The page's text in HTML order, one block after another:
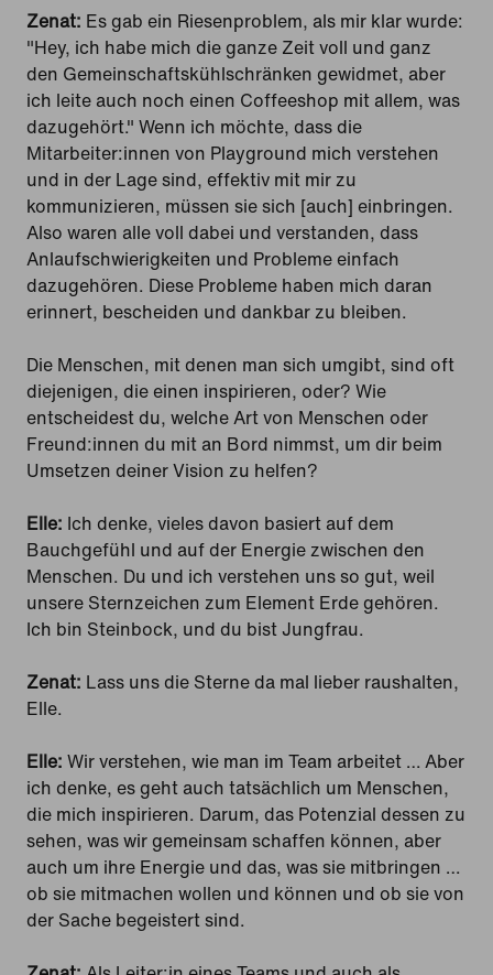
Zenat: Es gab ein Riesenproblem, als mir klar wurde:
"Hey, ich habe mich die ganze Zeit voll und ganz
den Gemeinschaftskühlschränken gewidmet, aber
ich leite auch noch einen Coffeeshop mit allem, was
dazugehört." Wenn ich möchte, dass die
Mitarbeiter:innen von Playground mich verstehen
und in der Lage sind, effektiv mit mir zu
kommunizieren, müssen sie sich [auch] einbringen.
Also waren alle voll dabei und verstanden, dass
Anlaufschwierigkeiten und Probleme einfach
dazugehören. Diese Probleme haben mich daran
erinnert, bescheiden und dankbar zu bleiben.
Die Menschen, mit denen man sich umgibt, sind oft
diejenigen, die einen inspirieren, oder? Wie
entscheidest du, welche Art von Menschen oder
Freund:innen du mit an Bord nimmst, um dir beim
Umsetzen deiner Vision zu helfen?
Elle: Ich denke, vieles davon basiert auf dem
Bauchgefühl und auf der Energie zwischen den
Menschen. Du und ich verstehen uns so gut, weil
unsere Sternzeichen zum Element Erde gehören.
Ich bin Steinbock, und du bist Jungfrau.
Zenat: Lass uns die Sterne da mal lieber raushalten,
Elle.
Elle: Wir verstehen, wie man im Team arbeitet … Aber
ich denke, es geht auch tatsächlich um Menschen,
die mich inspirieren. Darum, das Potenzial dessen zu
sehen, was wir gemeinsam schaffen können, aber
auch um ihre Energie und das, was sie mitbringen …
ob sie mitmachen wollen und können und ob sie von
der Sache begeistert sind.